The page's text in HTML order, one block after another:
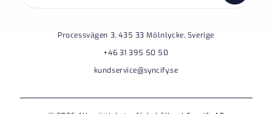
Processvägen 3, 435 33 Mölnlycke, Sverige
+46 31 395 50 50
kundservice@syncify.se